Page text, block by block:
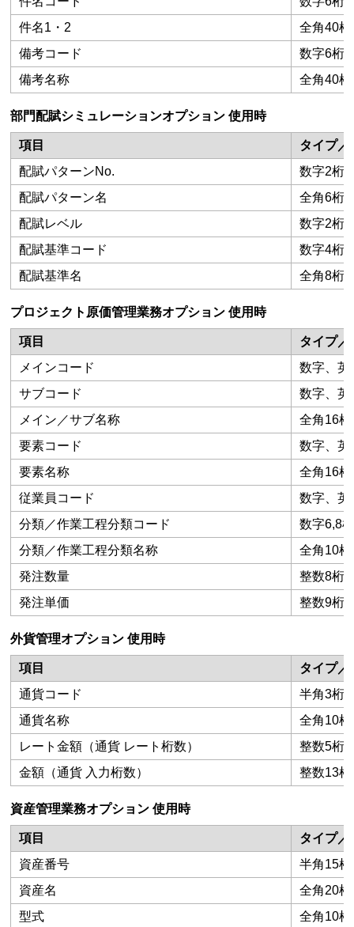
件名1・2
全角40
備考コード
数字6桁
備考名称
全角40
部門配賦シミュレーションオプション 使用時
項目
タイプ／
配賦パターンNo.
数字2桁
配賦パターン名
全角6桁
配賦レベル
数字2桁
配賦基準コード
数字4桁
配賦基準名
全角8桁
プロジェクト原価管理業務オプション 使用時
項目
タイプ／
メインコード
数字、英
サブコード
数字、英
メイン／サブ名称
全角16
要素コード
数字、英
要素名称
全角16
従業員コード
数字、英
分類／作業工程分類コード
数字6,8
分類／作業工程分類名称
全角10
発注数量
整数8桁
発注単価
整数9桁
外貨管理オプション 使用時
項目
タイプ／
通貨コード
半角3桁
通貨名称
全角10
レート金額（通貨 レート桁数）
整数5桁
金額（通貨 入力桁数）
整数13
資産管理業務オプション 使用時
項目
タイプ／
資産番号
半角15桁
資産名
全角20
型式
全角10